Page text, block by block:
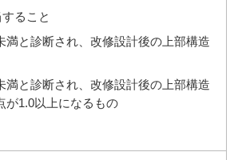
ること
と診断され、改修設計後の上部構造
と診断され、改修設計後の上部構造
が1.0以上になるもの